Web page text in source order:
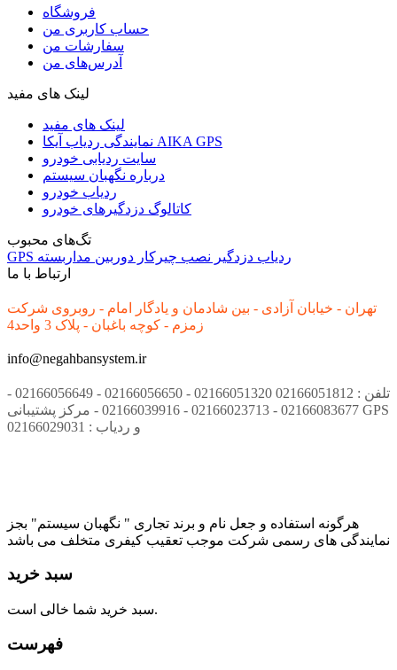
فروشگاه
حساب کاربری من
سفارشات من
آدرس‌های من
لینک های مفید
لینک های مفید
نمایندگی ردیاب آیکا AIKA GPS
سایت ردیابی خودرو
درباره نگهبان سیستم
ردیاب خودرو
کاتالوگ دزدگیرهای خودرو
تگ‌های محبوب
GPS
ردیاب دزدگیر نصب چیرکار دوربین مداربسته
ارتباط با ما
تهران - خیابان آزادی - بین شادمان و یادگار امام - روبروی شرکت
زمزم - کوچه باغبان - پلاک 3 واحد4
info@negahbansystem.ir
تلفن : 02166051812 02166051320 - 02166056650 - 02166056649 -
02166083677 - 02166023713 - 02166039916 - مرکز پشتیبانی GPS
و ردیاب : 02166029031
هرگونه استفاده و جعل نام و برند تجاری " نگهبان سیستم" بجز
نمایندگی های رسمی شرکت موجب تعقیب کیفری متخلف می باشد
سبد خرید
سبد خرید شما خالی است.
فهرست